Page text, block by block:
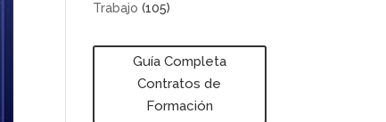
Trabajo (105)
Guía Completa
Contratos de
Formación